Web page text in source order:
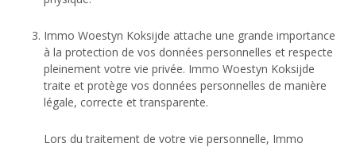
Immo Woestyn Koksijde attache une grande importance
à la protection de vos données personnelles et respecte
pleinement votre vie privée. Immo Woestyn Koksijde
traite et protège vos données personnelles de manière
légale, correcte et transparente.
Lors du traitement de votre vie personnelle, Immo